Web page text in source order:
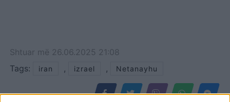
Shtuar më 26.06.2025 21:08
Tags:
iran , izrael , Netanayhu